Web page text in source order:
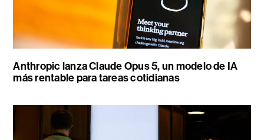
Anthropic lanza Claude Opus 5, un modelo de IA
más rentable para tareas cotidianas